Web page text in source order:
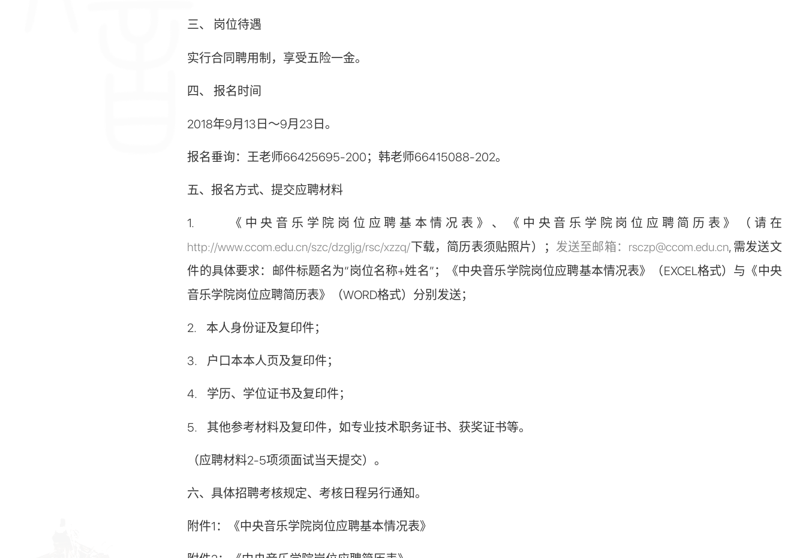
三、 岗位待遇
实行合同聘用制，享受五险一金。
四、报名时间
2018年9月13日～9月23日。
报名垂询：王老师66425695-200；韩老师66415088-202。
五、报名方式、提交应聘材料
1.
《中央音乐学院岗位应聘基本情况表》、《中央音乐学院岗位应聘简历表》（请在
http://www.ccom.edu.cn/szc/dzgljg/rsc/xzzq/下载，简历表须贴照片）； 发送至邮箱：rsczp@ccom.edu.cn, 需发送文
件的具体要求：邮件标题名为“岗位名称+姓名”；《中央音乐学院岗位应聘基本情况表》（EXCEL格式）与《中央
音乐学院岗位应聘简历表》（WORD格式）分别发送；
2. 本人身份证及复印件；
3. 户口本本人页及复印件；
4. 学历、学位证书及复印件；
5. 其他参考材料及复印件，如专业技术职务证书、获奖证书等。
（应聘材料2-5项须面试当天提交）。
六、 具体招聘考核规定、考核日程另行通知。
附件1：《中央音乐学院岗位应聘基本情况表》